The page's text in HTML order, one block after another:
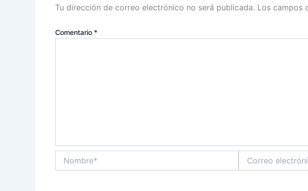
Tu dirección de correo electrónico no será publicada. Los campos
Comentario *
electrónico*